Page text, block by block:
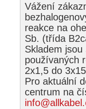
Vážení
reakce na
Sb. (třída
Skladem
používaných
2x1,5 do
Pro aktuální
centrum na